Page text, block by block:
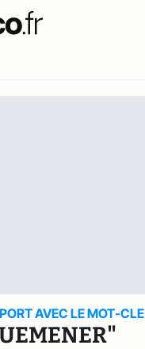
AVEC LE MOT-CLE